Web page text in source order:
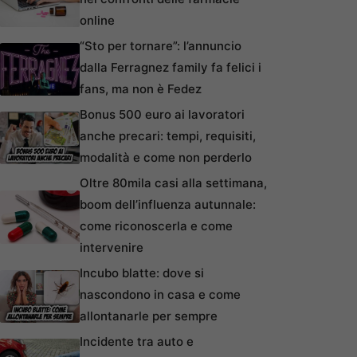
online
“Sto per tornare”: l’annuncio
dalla Ferragnez family fa felici i
fans, ma non è Fedez
Bonus 500 euro ai lavoratori
anche precari: tempi, requisiti,
modalità e come non perderlo
Oltre 80mila casi alla settimana,
boom dell’influenza autunnale:
come riconoscerla e come
intervenire
Incubo blatte: dove si
nascondono in casa e come
allontanarle per sempre
Incidente tra auto e